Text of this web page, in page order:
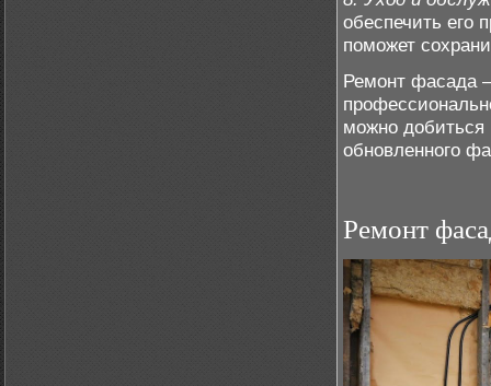
обеспечить его
поможет
Ремонт фасада
можно добиться
обновленного
Ремонт